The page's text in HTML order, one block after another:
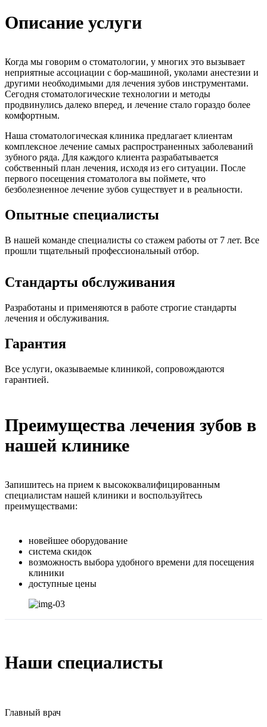
Описание услуги
Когда мы говорим о стоматологии, у многих это вызывает
неприятные ассоциации с бор-машиной, уколами анестезии и
другими необходимыми для лечения зубов инструментами.
Сегодня стоматологические технологии и методы
продвинулись далеко вперед, и лечение стало гораздо более
комфортным.
Наша стоматологическая клиника предлагает клиентам
комплексное лечение самых распространенных заболеваний
зубного ряда. Для каждого клиента разрабатывается
собственный план лечения, исходя из его ситуации. После
первого посещения стоматолога вы поймете, что
безболезненное лечение зубов существует и в реальности.
Опытные специалисты
В нашей команде специалисты со стажем работы от 7 лет. Все
прошли тщательный профессиональный отбор.
Стандарты обслуживания
Разработаны и применяются в работе строгие стандарты
лечения и обслуживания.
Гарантия
Все услуги, оказываемые клиникой, сопровождаются
гарантией.
Преимущества лечения зубов в
нашей клинике
Запишитесь на прием к высококвалифицированным
специалистам нашей клиники и воспользуйтесь
преимуществами:
новейшее оборудование
система скидок
возможность выбора удобного времени для посещения
клиники
доступные цены
Наши специалисты
Главный врач